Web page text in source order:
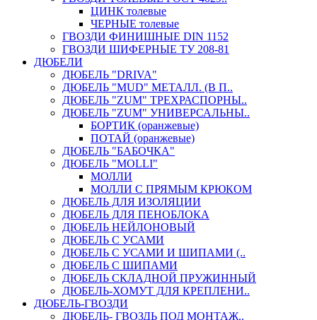
ЦИНК толевые
ЧЕРНЫЕ толевые
ГВОЗДИ ФИНИШНЫЕ DIN 1152
ГВОЗДИ ШИФЕРНЫЕ ТУ 208-81
ДЮБЕЛИ
ДЮБЕЛЬ "DRIVA"
ДЮБЕЛЬ "MUD" МЕТАЛЛ. (В П..
ДЮБЕЛЬ "ZUM" ТРЕХРАСПОРНЫ..
ДЮБЕЛЬ "ZUM" УНИВЕРСАЛЬНЫ..
БОРТИК (оранжевые)
ПОТАЙ (оранжевые)
ДЮБЕЛЬ "БАБОЧКА"
ДЮБЕЛЬ "МOLLI"
МОЛЛИ
МОЛЛИ С ПРЯМЫМ КРЮКОМ
ДЮБЕЛЬ ДЛЯ ИЗОЛЯЦИИ
ДЮБЕЛЬ ДЛЯ ПЕНОБЛОКА
ДЮБЕЛЬ НЕЙЛОНОВЫЙ
ДЮБЕЛЬ С УСАМИ
ДЮБЕЛЬ С УСАМИ И ШИПАМИ (..
ДЮБЕЛЬ С ШИПАМИ
ДЮБЕЛЬ СКЛАДНОЙ ПРУЖИННЫЙ
ДЮБЕЛЬ-ХОМУТ ДЛЯ КРЕПЛЕНИ..
ДЮБЕЛЬ-ГВОЗДИ
ДЮБЕЛЬ- ГВОЗДЬ ПОД МОНТАЖ..